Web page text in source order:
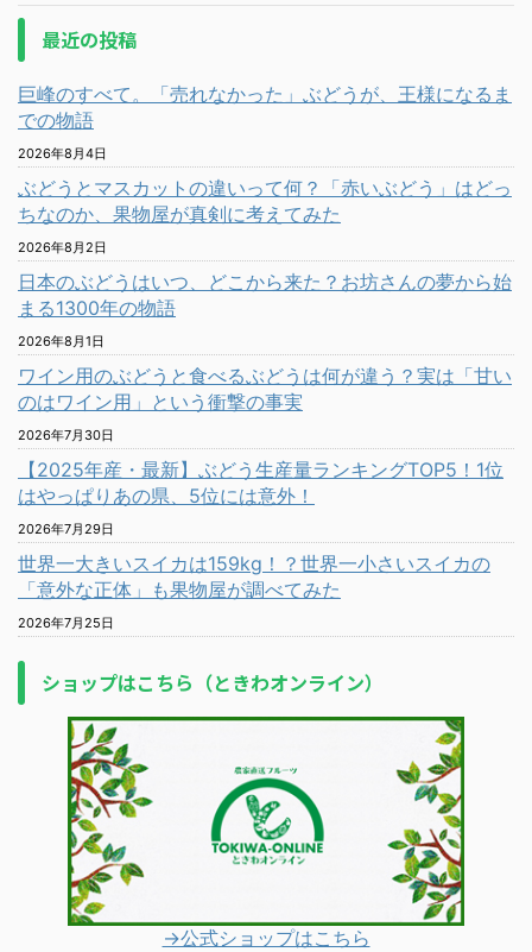
最近の投稿
巨峰のすべて。「売れなかった」ぶどうが、王様になるま
での物語
2026年8月4日
ぶどうとマスカットの違いって何？「赤いぶどう」はどっ
ちなのか、果物屋が真剣に考えてみた
2026年8月2日
日本のぶどうはいつ、どこから来た？お坊さんの夢から始
まる1300年の物語
2026年8月1日
ワイン用のぶどうと食べるぶどうは何が違う？実は「甘い
のはワイン用」という衝撃の事実
2026年7月30日
【2025年産・最新】ぶどう生産量ランキングTOP5！1位
はやっぱりあの県、5位には意外！
2026年7月29日
世界一大きいスイカは159kg！？世界一小さいスイカの
「意外な正体」も果物屋が調べてみた
2026年7月25日
ショップはこちら（ときわオンライン）
→公式ショップはこちら